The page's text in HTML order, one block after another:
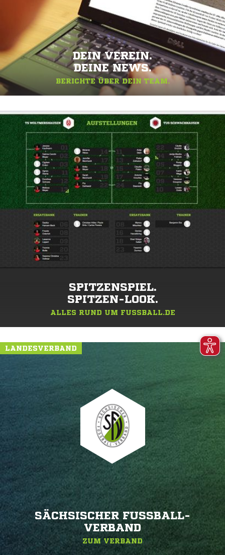
DEIN VEREIN.
DEINE NEWS.
BERICHTE ÜBER DEIN TEAM.
SPITZENSPIEL.
SPITZEN-LOOK.
ALLES RUND UM FUSSBALL.DE
LANDESVERBAND
SÄCHSISCHER FUSSBALL-V
ERBAND
ZUM VERBAND